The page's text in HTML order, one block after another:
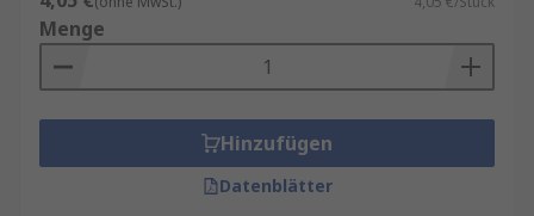
Menge
Hinzufügen
Datenblätter